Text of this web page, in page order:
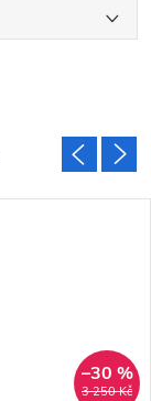
3 250 Kč
–30 %